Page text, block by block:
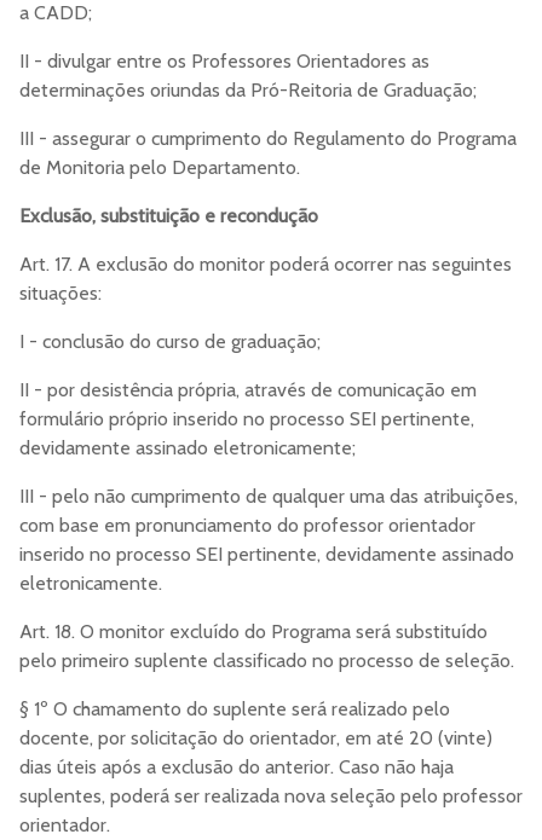
a CADD;
II - divulgar entre os Professores Orientadores as
determinações oriundas da Pró-Reitoria de Graduação;
III - assegurar o cumprimento do Regulamento do Programa
de Monitoria pelo Departamento.
Exclusão, substituição e recondução
Art. 17. A exclusão do monitor poderá ocorrer nas seguintes
situações:
I - conclusão do curso de graduação;
II - por desistência própria, através de comunicação em
formulário próprio inserido no processo SEI pertinente,
devidamente assinado eletronicamente;
III - pelo não cumprimento de qualquer uma das atribuições,
com base em pronunciamento do professor orientador
inserido no processo SEI pertinente, devidamente assinado
eletronicamente.
Art. 18. O monitor excluído do Programa será substituído
pelo primeiro suplente classificado no processo de seleção.
§ 1º O chamamento do suplente será realizado pelo
docente, por solicitação do orientador, em até 20 (vinte)
dias úteis após a exclusão do anterior. Caso não haja
suplentes, poderá ser realizada nova seleção pelo professor
orientador.